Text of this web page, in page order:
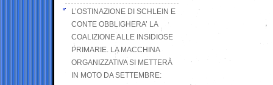
L’OSTINAZIONE DI SCHLEIN E
CONTE OBBLIGHERA’ LA
COALIZIONE ALLE INSIDIOSE
PRIMARIE. LA MACCHINA
ORGANIZZATIVA SI METTERÀ
IN MOTO DA SETTEMBRE: